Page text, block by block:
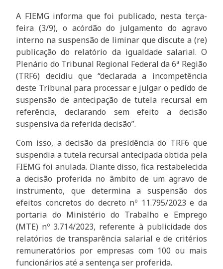
A FIEMG informa que foi publicado, nesta terça-
feira (3/9), o acórdão do julgamento do agravo
interno na suspensão de liminar que discute a (re)
publicação do relatório da igualdade salarial. O
Plenário do Tribunal Regional Federal da 6ª Região
(TRF6) decidiu que “declarada a incompetência
deste Tribunal para processar e julgar o pedido de
suspensão de antecipação de tutela recursal em
referência, declarando sem efeito a decisão
suspensiva da referida decisão”.
Com isso, a decisão da presidência do TRF6 que
suspendia a tutela recursal antecipada obtida pela
FIEMG foi anulada. Diante disso, fica restabelecida
a decisão proferida no âmbito de um agravo de
instrumento, que determina a suspensão dos
efeitos concretos do decreto nº 11.795/2023 e da
portaria do Ministério do Trabalho e Emprego
(MTE) nº 3.714/2023, referente à publicidade dos
relatórios de transparência salarial e de critérios
remuneratórios por empresas com 100 ou mais
funcionários até a sentença ser proferida.